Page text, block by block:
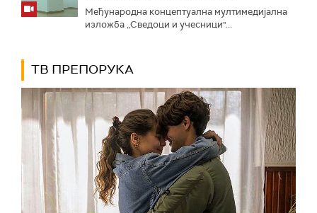
Међународна концептуална мултимедијална
изложба „Сведоци и учесници"...
ТВ ПРЕПОРУКА